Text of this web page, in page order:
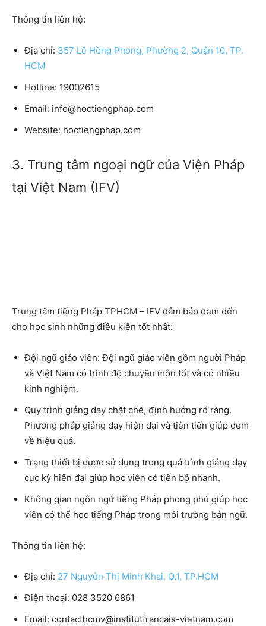
Thông tin liên hệ:
Địa chỉ: 357 Lê Hồng Phong, Phường 2, Quận 10, TP.
HCM
Hotline: 19002615
Email: info@hoctiengphap.com
Website: hoctiengphap.com
3. Trung tâm ngoại ngữ của Viện Pháp
tại Việt Nam (IFV)
Trung tâm tiếng Pháp TPHCM – IFV đảm bảo đem đến
cho học sinh những điều kiện tốt nhất:
Đội ngũ giáo viên: Đội ngũ giáo viên gồm người Pháp
và Việt Nam có trình độ chuyên môn tốt và có nhiều
kinh nghiệm.
Quy trình giảng dạy chặt chẽ, định hướng rõ ràng.
Phương pháp giảng dạy hiện đại và tiên tiến giúp đem
về hiệu quả.
Trang thiết bị được sử dụng trong quá trình giảng dạy
cực kỳ hiện đại giúp học viên có tiến bộ nhanh.
Không gian ngôn ngữ tiếng Pháp phong phú giúp học
viên có thể học tiếng Pháp trong môi trường bản ngữ.
Thông tin liên hệ:
Địa chỉ: 27 Nguyễn Thị Minh Khai, Q.1, TP.HCM
Điện thoại: 028 3520 6861
Email: contacthcmv@institutfrancais-vietnam.com